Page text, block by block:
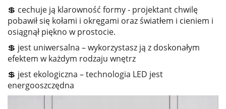
💲 cechuje ją klarowność formy - projektant chwilę
pobawił się kołami i okręgami oraz światłem i cieniem i
osiągnął piękno w prostocie.
💲 jest uniwersalna – wykorzystasz ją z doskonałym
efektem w każdym rodzaju wnętrz
💲 jest ekologiczna – technologia LED jest
energooszczędna